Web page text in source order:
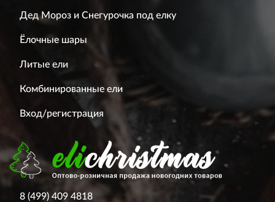
Дед Мороз и Снегурочка под елку
Ёлочные шары
Литые ели
Комбинированные ели
Вход/регистрация
8 (499) 409 4818